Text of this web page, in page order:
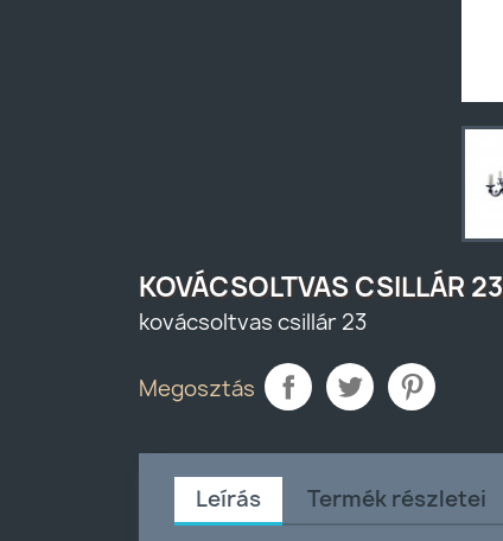
KOVÁCSOLTVAS CSILLÁR 23
kovácsoltvas csillár 23
Megosztás
Leírás Termék részletei